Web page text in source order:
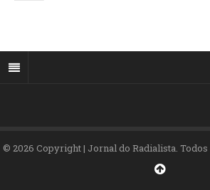
© 2026 Copyright | Jornal do Radialista.